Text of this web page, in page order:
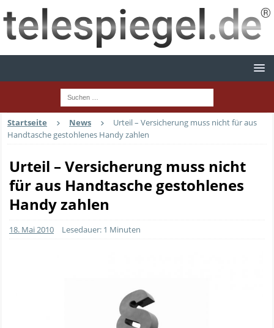
Startseite News
Urteil – Versicherung muss nicht für aus
Handtasche gestohlenes Handy zahlen
Urteil – Versicherung muss nicht
für aus Handtasche gestohlenes
Handy zahlen
18. Mai 2010 Lesedauer: 1 Minuten